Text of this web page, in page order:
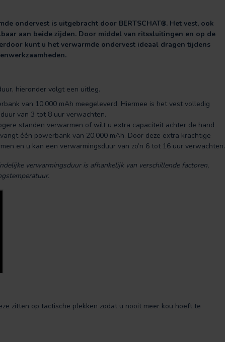
ondervest is uitgebracht door BERTSCHAT®. Het vest, ook
aan beide zijden. Door middel van ritssluitingen en op de
kunt u het verwarmde ondervest ideaal dragen tijdens
hieronder volgt een uitleg.
van 10.000 mAh meegeleverd. Hiermee is het vest volledig
van 3 tot 8 uur verwachten.
standen verwarmen of wilt u extra capaciteit achter de hand
één powerbank van 20.000 mAh. Door deze extra krachtige
en u kan een verwarmingsduur van zo’n 6 tot 16 uur verwachten.
verwarmingsduur is afhankelijk van verschillende factoren,
zitten op tactische plekken zodat u nooit meer kou hoeft te